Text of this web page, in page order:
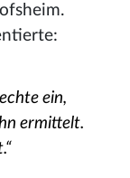
ein,
ermittelt.